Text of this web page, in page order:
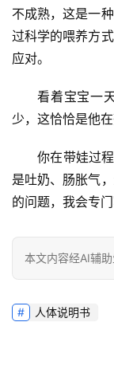
不成熟，这是一
过科学的喂养方
应对。
看着宝宝一
少，这恰恰是他
你在带娃过
是吐奶、肠胀气
的问题，我会专
本文内容经AI辅
人体说明书